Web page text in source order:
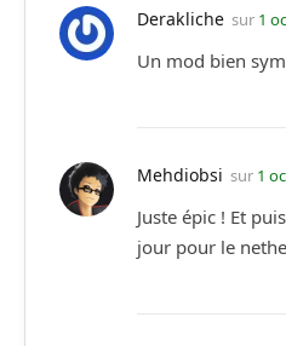
Derakliche sur 1
Un mod bien
Mehdiobsi sur 1
Juste épic ! Et
jour pour le